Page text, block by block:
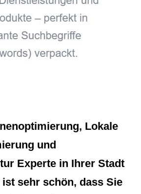
Lokale
und
Experte in Ihrer Stadt
sehr schön, dass Sie